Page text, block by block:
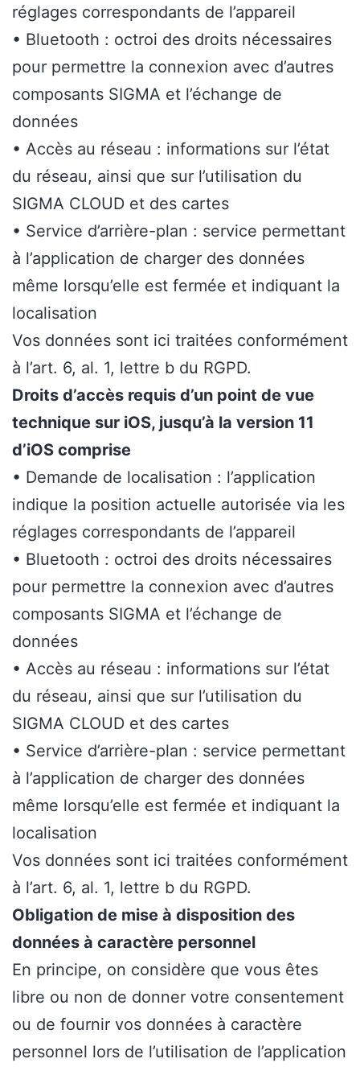
réglages correspondants de l’appareil
• Bluetooth : octroi des droits nécessaires
pour permettre la connexion avec d’autres
composants SIGMA et l’échange de
données
• Accès au réseau : informations sur l’état
du réseau, ainsi que sur l’utilisation du
SIGMA CLOUD et des cartes
• Service d’arrière-plan : service permettant
à l’application de charger des données
même lorsqu’elle est fermée et indiquant la
localisation
Vos données sont ici traitées conformément
à l’art. 6, al. 1, lettre b du RGPD.
Droits d’accès requis d’un point de vue
technique sur iOS, jusqu’à la version 11
d’iOS comprise
• Demande de localisation : l’application
indique la position actuelle autorisée via les
réglages correspondants de l’appareil
• Bluetooth : octroi des droits nécessaires
pour permettre la connexion avec d’autres
composants SIGMA et l’échange de
données
• Accès au réseau : informations sur l’état
du réseau, ainsi que sur l’utilisation du
SIGMA CLOUD et des cartes
• Service d’arrière-plan : service permettant
à l’application de charger des données
même lorsqu’elle est fermée et indiquant la
localisation
Vos données sont ici traitées conformément
à l’art. 6, al. 1, lettre b du RGPD.
Obligation de mise à disposition des
données à caractère personnel
En principe, on considère que vous êtes
libre ou non de donner votre consentement
ou de fournir vos données à caractère
personnel lors de l’utilisation de l’application